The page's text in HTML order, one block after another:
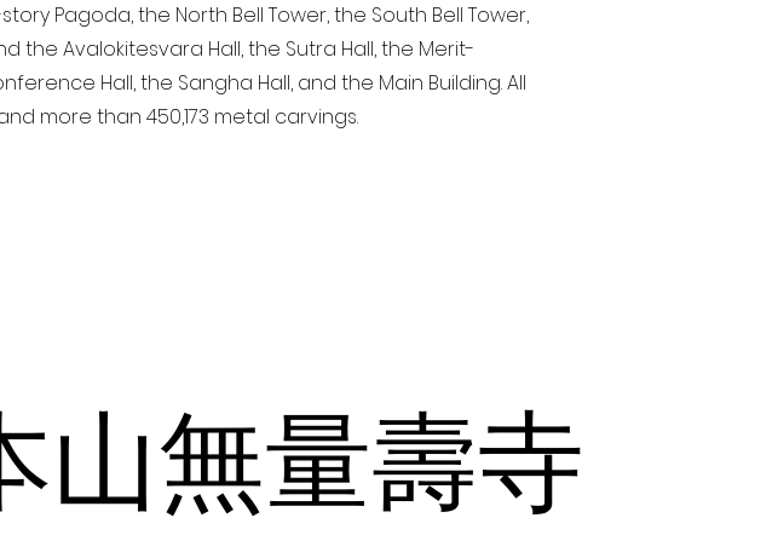
Pagoda, the North Bell Tower, the South Bell Tower,
the Avalokitesvara Hall, the Sutra Hall, the Merit-
Hall, the Sangha Hall, and the Main Building. All
more than 450,173 metal carvings.
無量壽寺